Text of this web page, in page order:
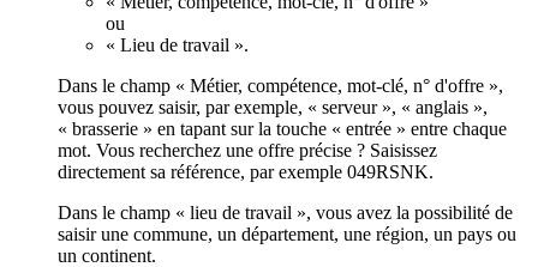
ou
« Lieu de travail ».
Dans le champ « Métier, compétence, mot-clé, n° d'offre »,
vous pouvez saisir, par exemple, « serveur », « anglais »,
« brasserie » en tapant sur la touche « entrée » entre chaque
mot. Vous recherchez une offre précise ? Saisissez
directement sa référence, par exemple 049RSNK.
Dans le champ « lieu de travail », vous avez la possibilité de
saisir une commune, un département, une région, un pays ou
un continent.